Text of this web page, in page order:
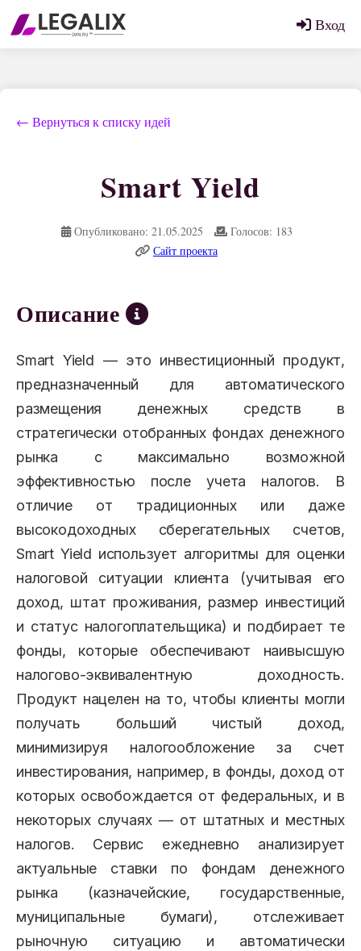
Вход
← Вернуться к списку идей
Smart Yield
Опубликовано: 21.05.2025
Голосов: 183
Сайт проекта
Описание
Smart Yield — это инвестиционный продукт,
предназначенный для автоматического
размещения денежных средств в
стратегически отобранных фондах денежного
рынка с максимально возможной
эффективностью после учета налогов. В
отличие от традиционных или даже
высокодоходных сберегательных счетов,
Smart Yield использует алгоритмы для оценки
налоговой ситуации клиента (учитывая его
доход, штат проживания, размер инвестиций
и статус налогоплательщика) и подбирает те
фонды, которые обеспечивают наивысшую
налогово-эквивалентную доходность.
Продукт нацелен на то, чтобы клиенты могли
получать больший чистый доход,
минимизируя налогообложение за счет
инвестирования, например, в фонды, доход от
которых освобождается от федеральных, и в
некоторых случаях — от штатных и местных
налогов. Сервис ежедневно анализирует
актуальные ставки по фондам денежного
рынка (казначейские, государственные,
муниципальные бумаги), отслеживает
рыночную ситуацию и автоматически